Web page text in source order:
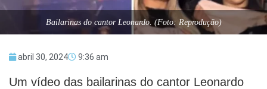
Bailarinas do cantor Leonardo. (Foto: Reprodução)
abril 30, 2024 9:36 am
Um vídeo das bailarinas do cantor Leonardo